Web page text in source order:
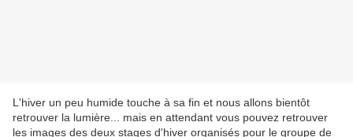
L'hiver un peu humide touche à sa fin et nous allons bientôt
retrouver la lumière... mais en attendant vous pouvez retrouver
les images des deux stages d'hiver organisés pour le groupe de